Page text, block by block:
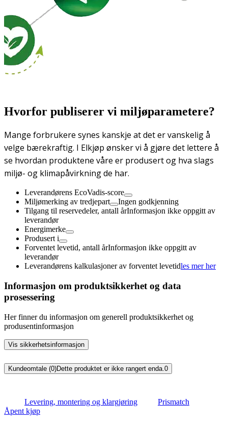
Hvorfor publiserer vi miljøparametere?
Mange forbrukere synes kanskje at det er vanskelig å
velge bærekraftig. I Elkjøp ønsker vi å gjøre det lettere å
se hvordan produktene våre er produsert og hva slags
miljø- og klimapåvirkning de har.
Leverandørens EcoVadis-score
Miljømerking av tredjepart
Ingen godkjenning
Tilgang til reservedeler, antall årInformasjon ikke oppgitt av
leverandør
Energimerke
Produsert i
Forventet levetid, antall årInformasjon ikke oppgitt av
leverandør
Leverandørens kalkulasjoner av forventet levetidles mer her
Informasjon om produktsikkerhet og data
prosessering
Her finner du informasjon om generell produktsikkerhet og
produsentinformasjon
Vis sikkerhetsinformasjon
Kundeomtale (0)Dette produktet er ikke rangert enda. 0
Levering, montering og klargjøring
Prismatch
Åpent kjøp